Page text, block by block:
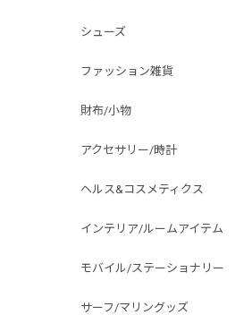
シューズ
ファッション雑貨
財布/小物
アクセサリー/時計
ヘルス&コスメティクス
インテリア/ルームアイテム
モバイル/ステーショナリー
サーフ/マリングッズ